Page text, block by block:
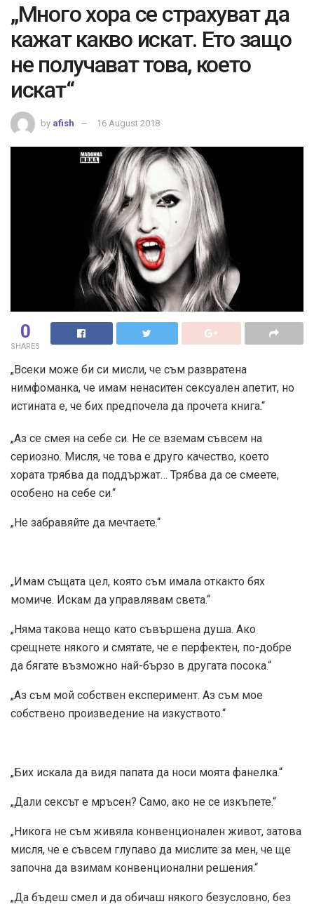
„Много хора се страхуват да
кажат какво искат. Ето защо
не получават това, което
искат“
by afish 16 August 2018
0
SHARES
„Всеки може би си мисли, че съм развратена
нимфоманка, че имам ненаситен сексуален апетит, но
истината е, че бих предпочела да прочета книга.“
„Аз се смея на себе си. Не се вземам съвсем на
сериозно. Мисля, че това е друго качество, което
хората трябва да поддържат… Трябва да се смеете,
особено на себе си.“
„Не забравяйте да мечтаете.“
„Имам същата цел, която съм имала откакто бях
момиче. Искам да управлявам света.“
„Няма такова нещо като съвършена душа. Ако
срещнете някого и смятате, че е перфектен, по-добре
да бягате възможно най-бързо в другата посока.“
„Аз съм мой собствен експеримент. Аз съм мое
собствено произведение на изкуството.“
„Бих искала да видя папата да носи моята фанелка.“
„Дали сексът е мръсен? Само, ако не се изкъпете.“
„Никога не съм живяла конвенционален живот, затова
мисля, че е съвсем глупаво да мислите за мен, че ще
започна да взимам конвенционални решения.“
„Да бъдеш смел и да обичаш някого безусловно, без